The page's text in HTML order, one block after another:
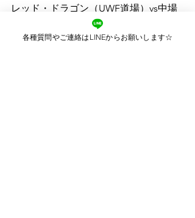
レッド・ドラゴン（UWF道場）vs中場
ガッツマン大地（フリー）
各種質問やご連絡はLINEからお願いします☆